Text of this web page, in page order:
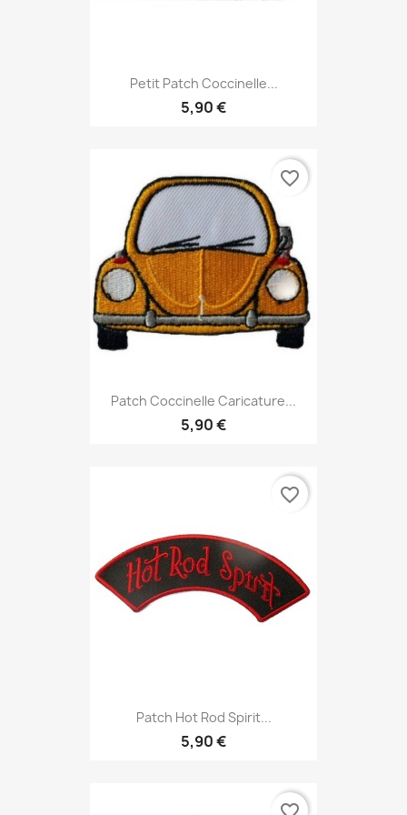
Petit Patch Coccinelle...
5,90 €
Patch Coccinelle Caricature...
5,90 €
favorite_border
Patch Hot Rod Spirit...
5,90 €
favorite_border